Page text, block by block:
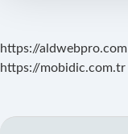
https://aldwebpro.com
https://mobidic.com.tr